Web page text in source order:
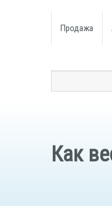
Продажа
Как